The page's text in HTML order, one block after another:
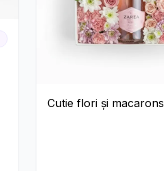
Cutie flori și macarons